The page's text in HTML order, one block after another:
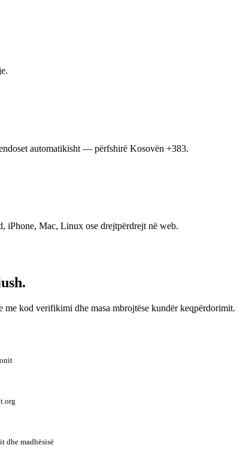
automatikisht — përfshirë Kosovën +383.
iPhone, Mac, Linux ose drejtpërdrejt në web.
me kod verifikimi dhe masa mbrojtëse kundër keqpërdorimit.
dhe madhësisë